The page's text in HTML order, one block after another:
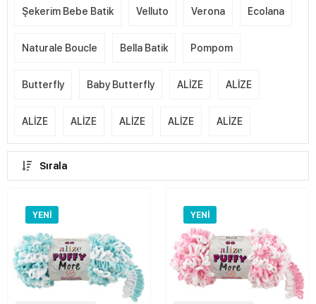
Şekerim Bebe Batik Velluto Verona Ecolana
Naturale Boucle Bella Batik Pompom
Butterfly Baby Butterfly ALİZE ALİZE
ALİZE ALİZE ALİZE ALİZE ALİZE
Sırala
YENI YENI